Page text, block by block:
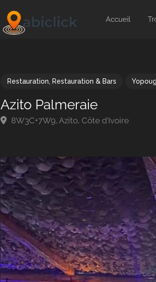
Accueil
Restauration, Restauration & Bars
Azito Palmeraie
8W3C+7W9, Azito, Côte d’Ivoire